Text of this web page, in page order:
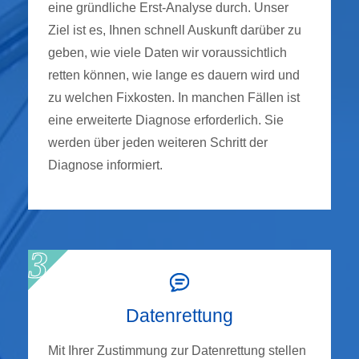
eine gründliche Erst-Analyse durch. Unser
Ziel ist es, Ihnen schnell Auskunft darüber zu
geben, wie viele Daten wir voraussichtlich
retten können, wie lange es dauern wird und
zu welchen Fixkosten. In manchen Fällen ist
eine erweiterte Diagnose erforderlich. Sie
werden über jeden weiteren Schritt der
Diagnose informiert.
Datenrettung
Mit Ihrer Zustimmung zur Datenrettung stellen